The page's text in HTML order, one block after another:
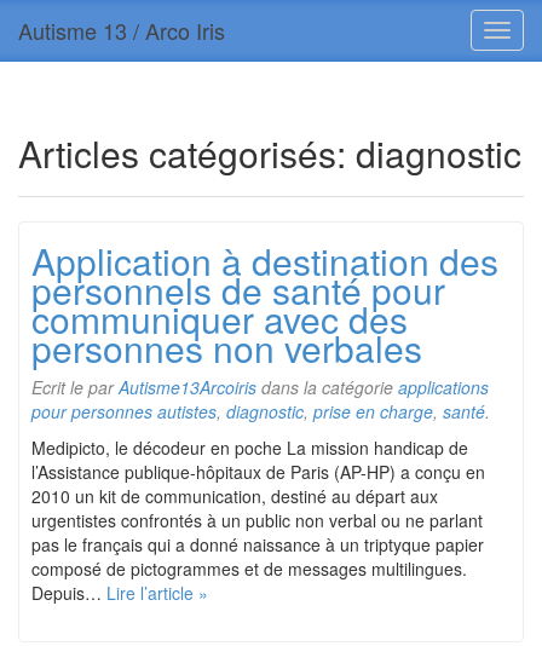
Autisme 13 / Arco Iris
Articles catégorisés: diagnostic
Application à destination des
personnels de santé pour
communiquer avec des
personnes non verbales
Ecrit le parAutisme13Arcoiris dans la catégorie applications
pour personnes autistes, diagnostic, prise en charge, santé.
Medipicto, le décodeur en poche La mission handicap de
l’Assistance publique-hôpitaux de Paris (AP-HP) a conçu en
2010 un kit de communication, destiné au départ aux
urgentistes confrontés à un public non verbal ou ne parlant
pas le français qui a donné naissance à un triptyque papier
composé de pictogrammes et de messages multilingues.
Depuis… Lire l’article »